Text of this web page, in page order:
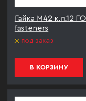
Гайка М42 к.п.12
fasteners
под заказ
В КОРЗИНУ